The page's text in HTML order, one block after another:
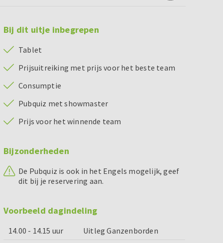
Bij dit uitje inbegrepen
Tablet
Prijsuitreiking met prijs voor het beste team
Consumptie
Pubquiz met showmaster
Prijs voor het winnende team
Bijzonderheden
De Pubquiz is ook in het Engels mogelijk, geef
dit bij je reservering aan.
Voorbeeld dagindeling
14.00 - 14.15 uur
Uitleg Ganzenborden